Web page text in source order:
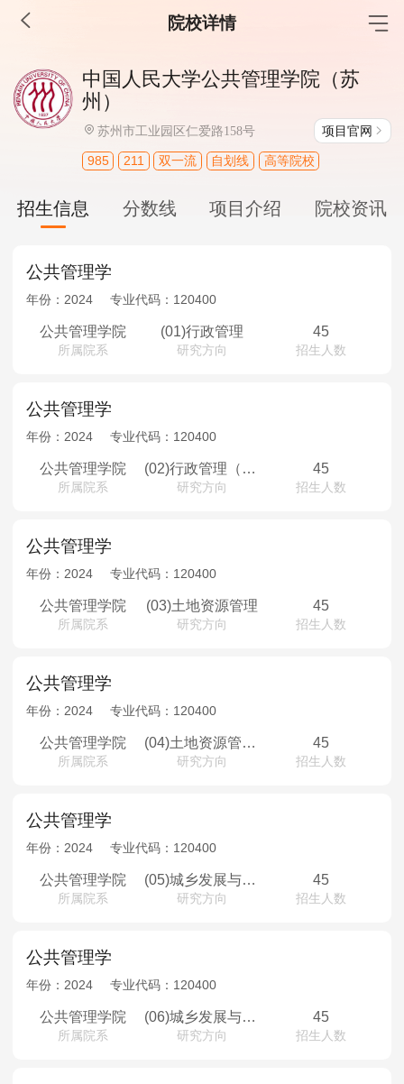
院校详情
MBA工商管理
院校库 考试报名
考试真题
报考经验 招生简章
院校库 考试报名 招生政策 学制学费
报名流程
MPA公共管理
院校库 考试报名 招生政策 学制学费
报名流程
考试真题
报考经验 招生简章
MPAcc会计专硕
院校库 考试报名 招生政策
考试真题
报考经验 招生简章
院校库 考试报名
中国人民大学公共管理学院（苏
州）
苏州市工业园区仁爱路158号 项目官网
985 211 双一流 自划线 高等院校
招生信息 分数线 项目介绍 院校资讯
公共管理学
年份： 2024 专业代码： 120400
公共管理学院
所属院系
(01)行政管理
研究方向
45
招生人数
公共管理学
年份： 2024 专业代码： 120400
公共管理学院
所属院系
(02)行政管理（少数民族骨干计划）
研究方向
45
招生人数
公共管理学
年份： 2024 专业代码： 120400
公共管理学院
所属院系
(03)土地资源管理
研究方向
45
招生人数
公共管理学
年份： 2024 专业代码： 120400
公共管理学院
所属院系
(04)土地资源管理（少数民族骨干计划）
研究方向
45
招生人数
公共管理学
年份： 2024 专业代码： 120400
公共管理学院
所属院系
(05)城乡发展与规划
研究方向
45
招生人数
公共管理学
年份： 2024 专业代码： 120400
公共管理学院
所属院系
(06)城乡发展与规划（少数民族骨干计划）
研究方向
45
招生人数